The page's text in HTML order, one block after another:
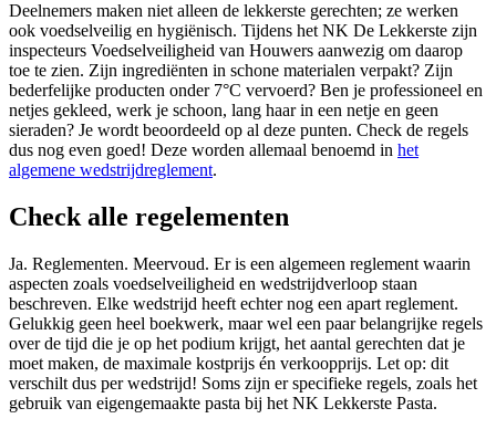
Deelnemers maken niet alleen de lekkerste gerechten; ze werken
ook voedselveilig en hygiënisch. Tijdens het NK De Lekkerste zijn
inspecteurs Voedselveiligheid van Houwers aanwezig om daarop
toe te zien. Zijn ingrediënten in schone materialen verpakt? Zijn
bederfelijke producten onder 7°C vervoerd? Ben je professioneel en
netjes gekleed, werk je schoon, lang haar in een netje en geen
sieraden? Je wordt beoordeeld op al deze punten. Check de regels
dus nog even goed! Deze worden allemaal benoemd in het
algemene wedstrijdreglement.
Check alle regelementen
Ja. Reglementen. Meervoud. Er is een algemeen reglement waarin
aspecten zoals voedselveiligheid en wedstrijdverloop staan
beschreven. Elke wedstrijd heeft echter nog een apart reglement.
Gelukkig geen heel boekwerk, maar wel een paar belangrijke regels
over de tijd die je op het podium krijgt, het aantal gerechten dat je
moet maken, de maximale kostprijs én verkoopprijs. Let op: dit
verschilt dus per wedstrijd! Soms zijn er specifieke regels, zoals het
gebruik van eigengemaakte pasta bij het NK Lekkerste Pasta.